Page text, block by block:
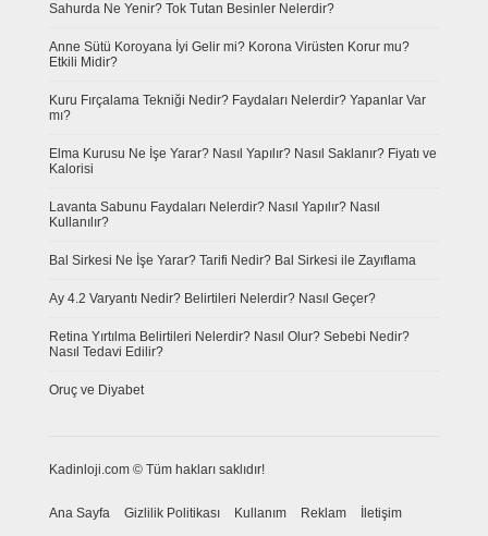
Sahurda Ne Yenir? Tok Tutan Besinler Nelerdir?
Anne Sütü Koroyana İyi Gelir mi? Korona Virüsten Korur mu?
Etkili Midir?
Kuru Fırçalama Tekniği Nedir? Faydaları Nelerdir? Yapanlar Var
mı?
Elma Kurusu Ne İşe Yarar? Nasıl Yapılır? Nasıl Saklanır? Fiyatı ve
Kalorisi
Lavanta Sabunu Faydaları Nelerdir? Nasıl Yapılır? Nasıl
Kullanılır?
Bal Sirkesi Ne İşe Yarar? Tarifi Nedir? Bal Sirkesi ile Zayıflama
Ay 4.2 Varyantı Nedir? Belirtileri Nelerdir? Nasıl Geçer?
Retina Yırtılma Belirtileri Nelerdir? Nasıl Olur? Sebebi Nedir?
Nasıl Tedavi Edilir?
Oruç ve Diyabet
Kadinloji.com © Tüm hakları saklıdır!
Ana Sayfa Gizlilik Politikası Kullanım Reklam İletişim